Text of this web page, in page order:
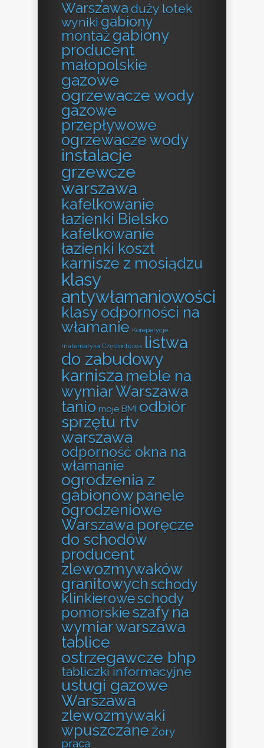
Warszawa duży lotek
wyniki gabiony
montaż gabiony
producent
małopolskie
gazowe
ogrzewacze wody
gazowe
przepływowe
ogrzewacze wody
instalacje
grzewcze
warszawa
kafelkowanie
łazienki Bielsko
kafelkowanie
łazienki koszt
karnisze z mosiądzu
klasy
antywłamaniowości
klasy odporności na
włamanie Korepetycje
matematyka Częstochowa listwa
do zabudowy
karnisza meble na
wymiar Warszawa
tanio moje BMI odbiór
sprzętu rtv
warszawa
odporność okna na
włamanie
ogrodzenia z
gabionów panele
ogrodzeniowe
Warszawa poręcze
do schodów
producent
zlewozmywaków
granitowych schody
klinkieroweschody
pomorskieszafy na
wymiar warszawa
tablice
ostrzegawcze bhp
tabliczki informacyjne
usługi gazowe
Warszawa
zlewozmywaki
wpuszczane Żory
praca